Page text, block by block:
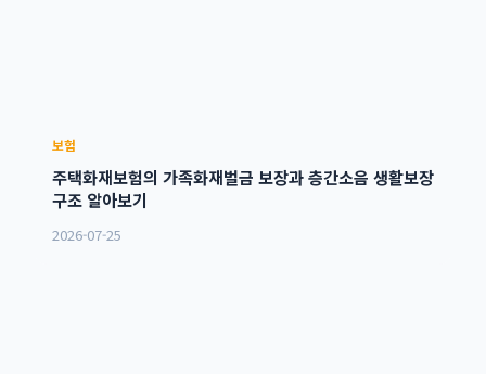
보험
주택화재보험의 가족화재벌금 보장과 층간소음 생활보장
구조 알아보기
2026-07-25